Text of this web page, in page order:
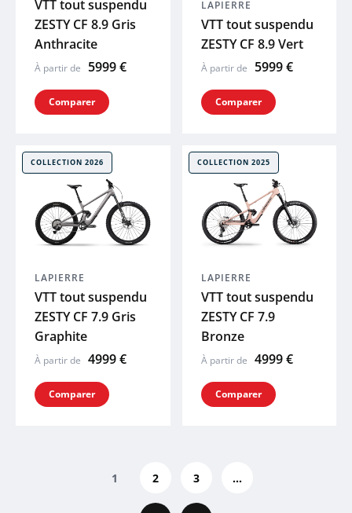
VTT tout suspendu
ZESTY CF 8.9 Gris
Anthracite
À partir de 5999 €
Comparer
LAPIERRE
VTT tout suspendu
ZESTY CF 8.9 Vert
À partir de 5999 €
Comparer
COLLECTION 2026
LAPIERRE
VTT tout suspendu
ZESTY CF 7.9 Gris
Graphite
À partir de 4999 €
Comparer
COLLECTION 2025
LAPIERRE
VTT tout suspendu
ZESTY CF 7.9
Bronze
À partir de 4999 €
Comparer
1 2 3 ...